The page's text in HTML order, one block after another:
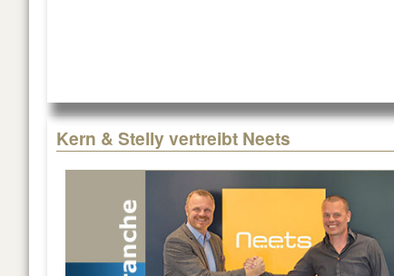
Kern & Stelly vertreibt Neets